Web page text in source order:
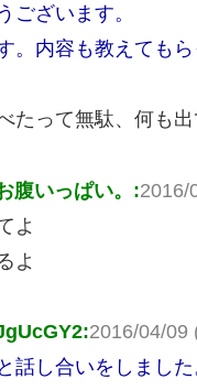
ございます。
。内容も教えてもら
たって無駄、何も
腹いっぱい。:2016/
よ
よ
2016/04/09
話し合いをしました